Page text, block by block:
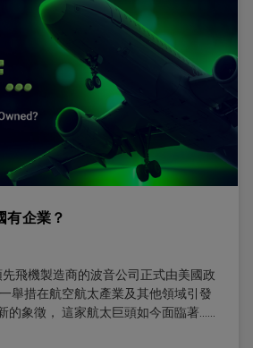
企業？
飛機製造商的波音公司正式由美國政
舉措在航空航太產業及其他領域引發
的象徵， 這家航太巨頭如今面臨著……